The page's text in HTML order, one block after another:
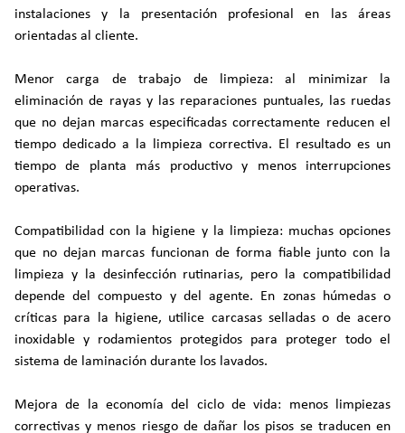
instalaciones y la presentación profesional en las áreas
orientadas al cliente.
Menor carga de trabajo de limpieza: al minimizar la
eliminación de rayas y las reparaciones puntuales, las ruedas
que no dejan marcas especificadas correctamente reducen el
tiempo dedicado a la limpieza correctiva. El resultado es un
tiempo de planta más productivo y menos interrupciones
operativas.
Compatibilidad con la higiene y la limpieza: muchas opciones
que no dejan marcas funcionan de forma fiable junto con la
limpieza y la desinfección rutinarias, pero la compatibilidad
depende del compuesto y del agente. En zonas húmedas o
críticas para la higiene, utilice carcasas selladas o de acero
inoxidable y rodamientos protegidos para proteger todo el
sistema de laminación durante los lavados.
Mejora de la economía del ciclo de vida: menos limpiezas
correctivas y menos riesgo de dañar los pisos se traducen en